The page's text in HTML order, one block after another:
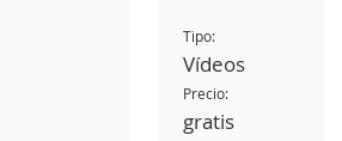
Tipo:
Vídeos
Precio:
gratis